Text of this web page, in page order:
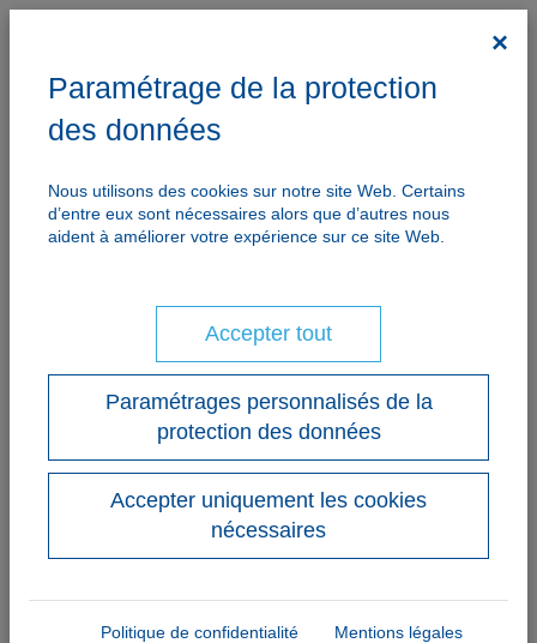
×
Paramétrage de la protection
des données
Nous utilisons des cookies sur notre site Web. Certains
d’entre eux sont nécessaires alors que d’autres nous
aident à améliorer votre expérience sur ce site Web.
Accepter tout
Paramétrages personnalisés de la
protection des données
Accepter uniquement les cookies
nécessaires
Politique de confidentialité Mentions légales